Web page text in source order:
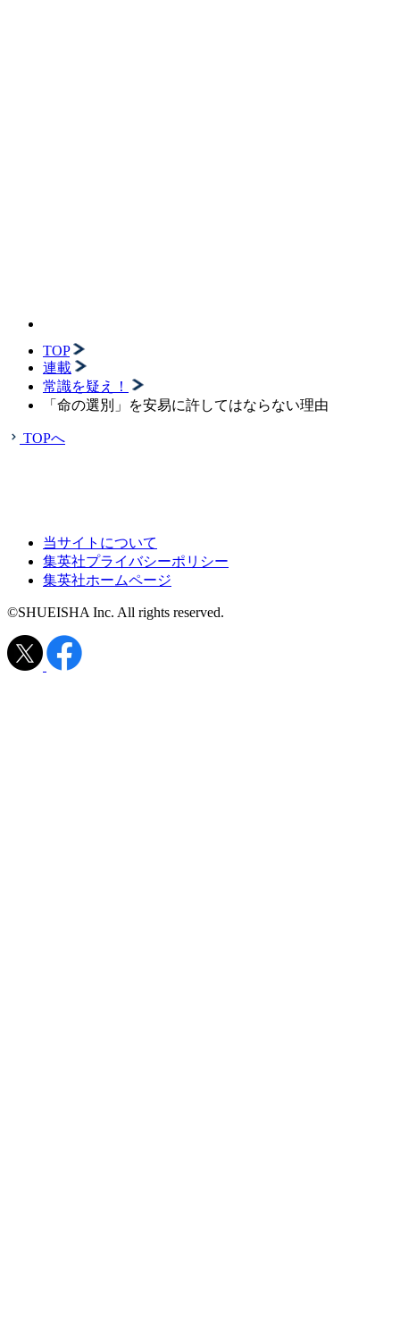
TOP
連載
常識を疑え！
「命の選別」を安易に許してはならない理由
TOPへ
当サイトについて
集英社プライバシーポリシー
集英社ホームページ
©SHUEISHA Inc. All rights reserved.